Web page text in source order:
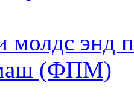
энд
(ФПМ)